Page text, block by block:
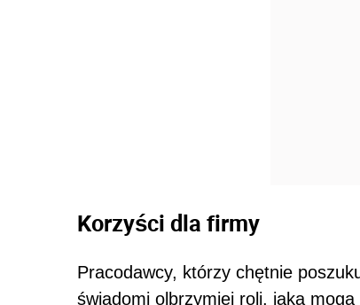
Korzyści dla firmy
Pracodawcy, którzy chętnie
świadomi olbrzymiej roli, jaką